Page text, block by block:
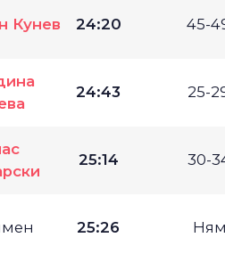
Кунев 24:20 45-
24:43 25-
25:14 30-
25:26